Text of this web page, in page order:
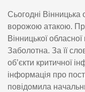
Сьогодні
ворожою атакою.
Вінницької обласної
Заболотна. За її
об’єкти критичної
інформація про
повідомила